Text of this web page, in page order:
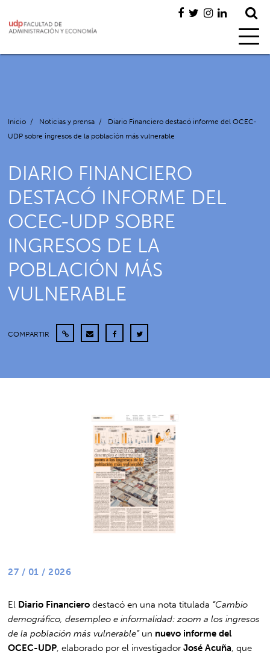
Inicio / Noticias y prensa /
Diario Financiero destacó informe del OCEC-
UDP sobre ingresos de la población más vulnerable
DIARIO FINANCIERO
DESTACÓ INFORME DEL
OCEC-UDP SOBRE
INGRESOS DE LA
POBLACIÓN MÁS
VULNERABLE
COMPARTIR
27 / 01 / 2026
El Diario Financiero destacó en una nota titulada “Cambio
demográfico, desempleo e informalidad: zoom a los ingresos
de la población más vulnerable”un nuevo informe del
OCEC-UDP , elaborado por el investigadorJosé Acuña , que